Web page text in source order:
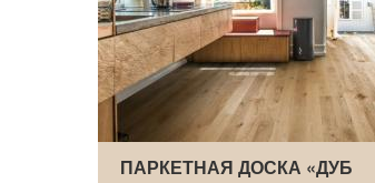
ПАРКЕТНАЯ ДОСКА «ДУБ